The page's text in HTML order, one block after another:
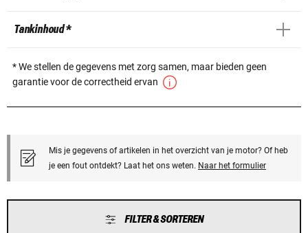
Tankinhoud *
* We stellen de gegevens met zorg samen, maar bieden geen
garantie voor de correctheid ervan
Mis je gegevens of artikelen in het overzicht van je motor? Of heb
je een fout ontdekt? Laat het ons weten. Naar het formulier
FILTER & SORTEREN